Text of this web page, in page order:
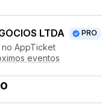
LTDA PRO
AppTicket
eventos